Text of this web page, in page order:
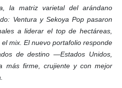
la matriz varietal del arándano
Ventura y Sekoya Pop pasaron
a liderar el top de hectáreas,
mix. El nuevo portafolio responde
de destino —Estados Unidos,
más firme, crujiente y con mejor